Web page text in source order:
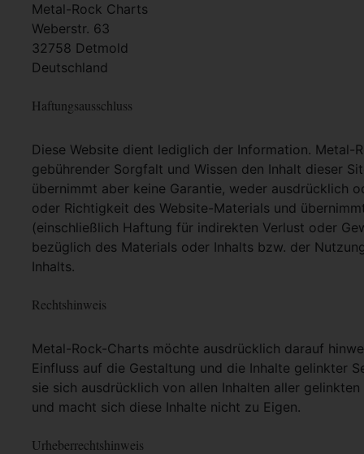
Metal-Rock Charts
Weberstr. 63
32758 Detmold
Deutschland
Haftungsausschluss
Diese Website dient lediglich der Information. Metal-
gebührender Sorgfalt und Wissen den Inhalt dieser
übernimmt aber keine Garantie, weder ausdrücklich
oder Richtigkeit des Website-Materials und
(einschließlich Haftung für indirekten Verlust oder
bezüglich des Materials oder Inhalts bzw. der
Inhalts.
Rechtshinweis
Metal-Rock-Charts möchte ausdrücklich darauf
Einfluss auf die Gestaltung und die Inhalte gelinkter
sie sich ausdrücklich von allen Inhalten aller
und macht sich diese Inhalte nicht zu Eigen.
Urheberrechtshinweis